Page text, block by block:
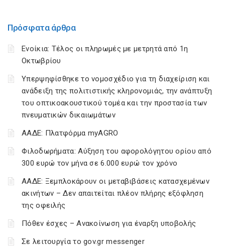
Πρόσφατα άρθρα
Ενοίκια: Τέλος οι πληρωμές με μετρητά από 1η
Οκτωβρίου
Υπερψηφίσθηκε το νομοσχέδιο για τη διαχείριση και
ανάδειξη της πολιτιστικής κληρονομιάς, την ανάπτυξη
του οπτικοακουστικού τομέα και την προστασία των
πνευματικών δικαιωμάτων
ΑΑΔΕ: Πλατφόρμα myAGRO
Φιλοδωρήματα: Αύξηση του αφορολόγητου ορίου από
300 ευρώ τον μήνα σε 6.000 ευρώ τον χρόνο
ΑΑΔΕ: Ξεμπλοκάρουν οι μεταβιβάσεις κατασχεμένων
ακινήτων – Δεν απαιτείται πλέον πλήρης εξόφληση
της οφειλής
Πόθεν έσχες – Ανακοίνωση για έναρξη υποβολής
Σε λειτουργία το gov.gr messenger